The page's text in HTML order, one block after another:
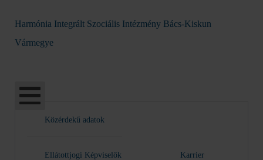
Harmónia Integrált Szociális Intézmény Bács-Kiskun
Vármegye
Közérdekű adatok
Ellátottjogi Képviselők Karrier